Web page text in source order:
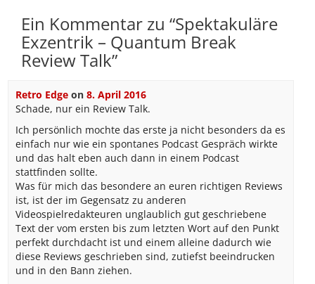
Ein Kommentar zu “Spektakuläre
Exzentrik – Quantum Break
Review Talk”
Retro Edgeon 8. April 2016
Schade, nur ein Review Talk.
Ich persönlich mochte das erste ja nicht besonders da es
einfach nur wie ein spontanes Podcast Gespräch wirkte
und das halt eben auch dann in einem Podcast
stattfinden sollte.
Was für mich das besondere an euren richtigen Reviews
ist, ist der im Gegensatz zu anderen
Videospielredakteuren unglaublich gut geschriebene
Text der vom ersten bis zum letzten Wort auf den Punkt
perfekt durchdacht ist und einem alleine dadurch wie
diese Reviews geschrieben sind, zutiefst beeindrucken
und in den Bann ziehen.